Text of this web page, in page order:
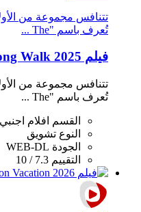
تتنافس مجموعة من
تُعرف باسم "The ...
فيلم The Long Walk 2025 مدبلج HD
تتنافس مجموعة من
تُعرف باسم "The ...
القسم
افلام اجنبي
النوع تشويق
الجودة WEB-DL
التقييم 7.3 / 10